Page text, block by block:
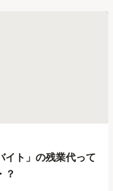
イト」の残業代って
？